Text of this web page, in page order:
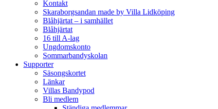
Kontakt
Skaraborgsandan made by Villa Lidköping
Blåhjärtat – i samhället
Blåhjärtat
16 till A-lag
Ungdomskonto
Sommarbandyskolan
Supporter
Säsongskortet
Länkar
Villas Bandypod
Bli medlem